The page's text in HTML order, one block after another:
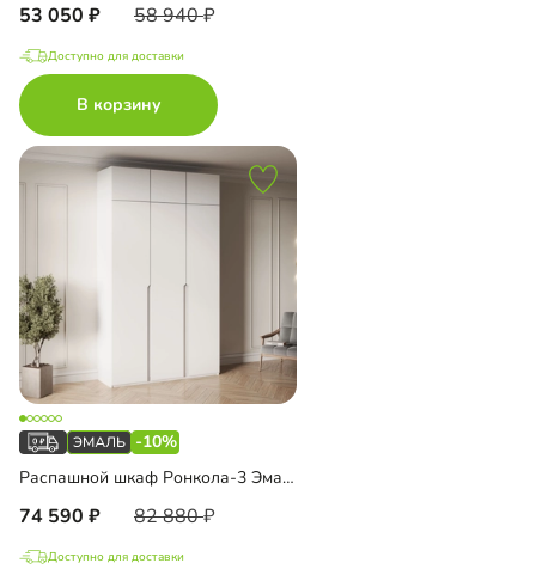
53 050 58 940
Доступно для доставки
В корзину
-10%
Распашной шкаф Ронкола-3 Эмаль с антресолью
74 590 82 880
Доступно для доставки